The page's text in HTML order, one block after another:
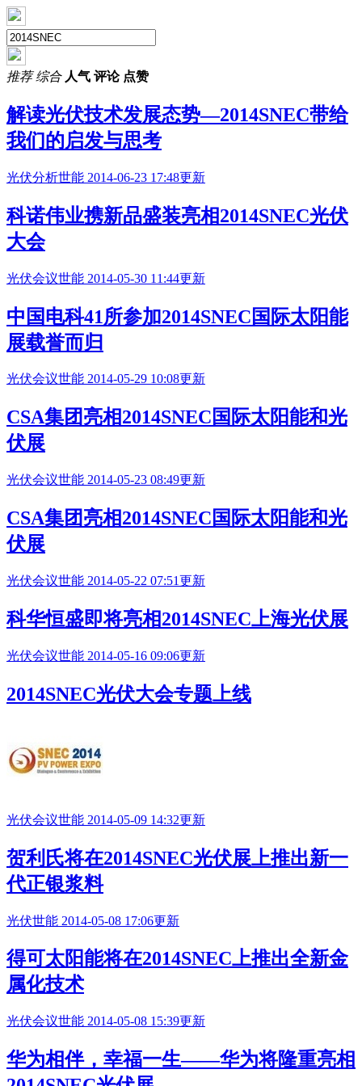
推荐 综合 人气 评论 点赞
解读光伏技术发展态势—2014SNEC带给
我们的启发与思考
光伏分析世能 2014-06-23 17:48更新
科诺伟业携新品盛装亮相2014SNEC光伏
大会
光伏会议世能 2014-05-30 11:44更新
中国电科41所参加2014SNEC国际太阳能
展载誉而归
光伏会议世能 2014-05-29 10:08更新
CSA集团亮相2014SNEC国际太阳能和光
伏展
光伏会议世能 2014-05-23 08:49更新
CSA集团亮相2014SNEC国际太阳能和光
伏展
光伏会议世能 2014-05-22 07:51更新
科华恒盛即将亮相2014SNEC上海光伏展
光伏会议世能 2014-05-16 09:06更新
2014SNEC光伏大会专题上线
光伏会议世能 2014-05-09 14:32更新
贺利氏将在2014SNEC光伏展上推出新一
代正银浆料
光伏世能 2014-05-08 17:06更新
得可太阳能将在2014SNEC上推出全新金
属化技术
光伏会议世能 2014-05-08 15:39更新
华为相伴，幸福一生——华为将隆重亮相